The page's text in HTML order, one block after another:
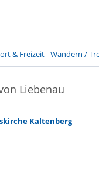
& Freizeit-Wandern /
Liebenau
Kaltenberg